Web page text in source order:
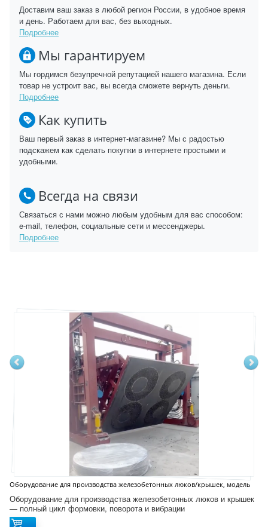
Доставим ваш заказ в любой регион России, в удобное время
и день. Работаем для вас, без выходных.
Подробнее
Мы гарантируем
Мы гордимся безупречной репутацией нашего магазина. Если
товар не устроит вас, вы всегда сможете вернуть деньги.
Подробнее
Как купить
Ваш первый заказ в интернет-магазине? Мы с радостью
подскажем как сделать покупки в интернете простыми и
удобными.
Всегда на связи
Связаться с нами можно любым удобным для вас способом:
e-mail, телефон, социальные сети и мессенджеры.
Подробнее
Оборудование для производства железобетонных люков/крышек, модель
Оборудование для производства железобетонных люков и крышек
— полный цикл формовки, поворота и вибрации